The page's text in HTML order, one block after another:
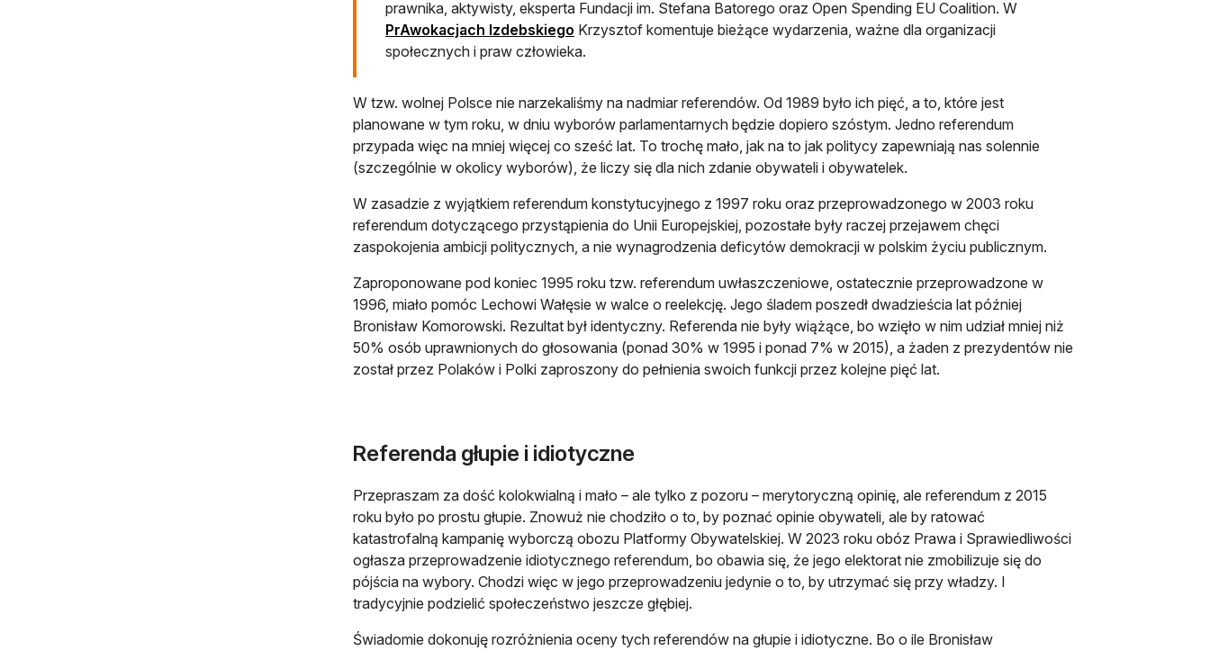
prawnika, aktywisty, eksperta Fundacji im. Stefana Batorego oraz Open Spending EU Coalition. W
PrAwokacjach Izdebskiego Krzysztof komentuje bieżące wydarzenia, ważne dla organizacji
społecznych i praw człowieka.
W tzw. wolnej Polsce nie narzekaliśmy na nadmiar referendów. Od 1989 było ich pięć, a to, które jest
planowane w tym roku, w dniu wyborów parlamentarnych będzie dopiero szóstym. Jedno referendum
przypada więc na mniej więcej co sześć lat. To trochę mało, jak na to jak politycy zapewniają nas solennie
(szczególnie w okolicy wyborów), że liczy się dla nich zdanie obywateli i obywatelek.
W zasadzie z wyjątkiem referendum konstytucyjnego z 1997 roku oraz przeprowadzonego w 2003 roku
referendum dotyczącego przystąpienia do Unii Europejskiej, pozostałe były raczej przejawem chęci
zaspokojenia ambicji politycznych, a nie wynagrodzenia deficytów demokracji w polskim życiu publicznym.
Zaproponowane pod koniec 1995 roku tzw. referendum uwłaszczeniowe, ostatecznie przeprowadzone w
1996, miało pomóc Lechowi Wałęsie w walce o reelekcję. Jego śladem poszedł dwadzieścia lat później
Bronisław Komorowski. Rezultat był identyczny. Referenda nie były wiążące, bo wzięło w nim udział mniej niż
50% osób uprawnionych do głosowania (ponad 30% w 1995 i ponad 7% w 2015), a żaden z prezydentów nie
został przez Polaków i Polki zaproszony do pełnienia swoich funkcji przez kolejne pięć lat.
Referenda głupie i idiotyczne
Przepraszam za dość kolokwialną i mało – ale tylko z pozoru – merytoryczną opinię, ale referendum z 2015
roku było po prostu głupie. Znowuż nie chodziło o to, by poznać opinie obywateli, ale by ratować
katastrofalną kampanię wyborczą obozu Platformy Obywatelskiej. W 2023 roku obóz Prawa i Sprawiedliwości
ogłasza przeprowadzenie idiotycznego referendum, bo obawia się, że jego elektorat nie zmobilizuje się do
pójścia na wybory. Chodzi więc w jego przeprowadzeniu jedynie o to, by utrzymać się przy władzy. I
tradycyjnie podzielić społeczeństwo jeszcze głębiej.
Świadomie dokonuję rozróżnienia oceny tych referendów na głupie i idiotyczne. Bo o ile Bronisław